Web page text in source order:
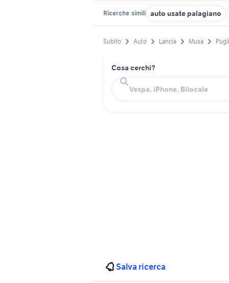
Ricerche simili auto usate palagiano
Subito Auto Lancia Musa
Cosa cerchi?
Salva ricerca